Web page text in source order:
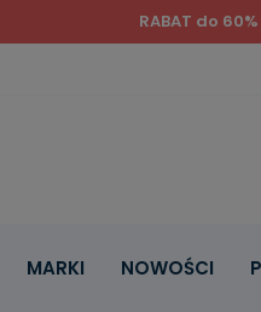
RABAT do
MARKI NOWOŚCI